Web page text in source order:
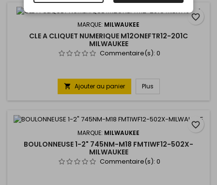
MARQUE: MILWAUKEE
CLE A CLIQUET NUMERIQUE M12ONEFTR12-201C
MILWAUKEE
Commentaire(s): 0
 Ajouter au panier Plus
favorite_border
MARQUE: MILWAUKEE
BOULONNEUSE 1-2" 745NM-M18 FMTIWF12-502X-
MILWAUKEE
Commentaire(s): 0
favorite_border